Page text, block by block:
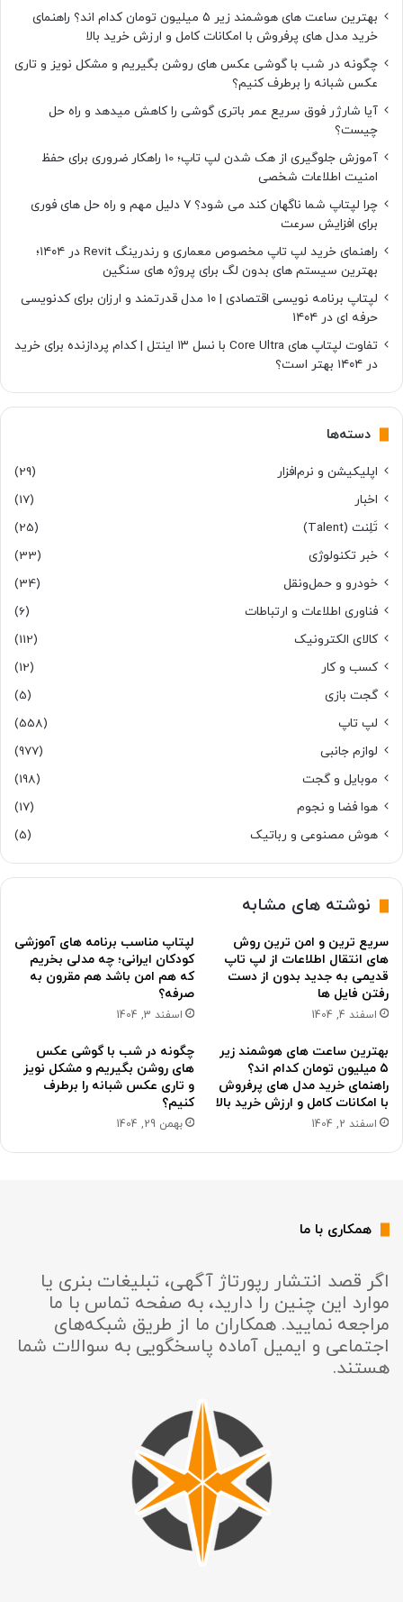
بهترین ساعت های هوشمند زیر ۵ میلیون تومان کدام اند؟ راهنمای
خرید مدل های پرفروش با امکانات کامل و ارزش خرید بالا
چگونه در شب با گوشی عکس های روشن بگیریم و مشکل نویز و تاری
عکس شبانه را برطرف کنیم؟
آیا شارژر فوق سریع عمر باتری گوشی را کاهش میدهد و راه حل
چیست؟
آموزش جلوگیری از هک شدن لپ تاپ؛ 10 راهکار ضروری برای حفظ
امنیت اطلاعات شخصی
چرا لپتاپ شما ناگهان کند می شود؟ ۷ دلیل مهم و راه حل های فوری
برای افزایش سرعت
راهنمای خرید لپ تاپ مخصوص معماری و رندرینگ Revit در ۱۴۰۴؛
بهترین سیستم های بدون لگ برای پروژه های سنگین
لپتاپ برنامه نویسی اقتصادی | ۱۰ مدل قدرتمند و ارزان برای کدنویسی
حرفه ای در ۱۴۰۴
تفاوت لپتاپ های Core Ultra با نسل ۱۳ اینتل | کدام پردازنده برای خرید
در ۱۴۰۴ بهتر است؟
دسته‌ها
اپلیکیشن و نرم‌افزار
(29)
اخبار
(17)
تَلِنت (Talent)
(25)
خبر تکنولوژی
(33)
خودرو و حمل‌و‌نقل
(34)
فناوری اطلاعات و ارتباطات
(6)
کالای الکترونیک
(112)
کسب و کار
(12)
گجت بازی
(5)
لپ تاپ
(558)
لوازم جانبی
(977)
موبایل و گجت
(198)
هوا فضا و نجوم
(17)
هوش مصنوعی و رباتیک
(5)
نوشته های مشابه
سریع ترین و امن ترین روش
های انتقال اطلاعات از لپ تاپ
قدیمی به جدید بدون از دست
رفتن فایل ها
اسفند 4, 1404
لپتاپ مناسب برنامه های آموزشی
کودکان ایرانی؛ چه مدلی بخریم
که هم امن باشد هم مقرون به
صرفه؟
اسفند 3, 1404
بهترین ساعت های هوشمند زیر
۵ میلیون تومان کدام اند؟
راهنمای خرید مدل های پرفروش
با امکانات کامل و ارزش خرید بالا
اسفند 2, 1404
چگونه در شب با گوشی عکس
های روشن بگیریم و مشکل نویز
و تاری عکس شبانه را برطرف
کنیم؟
بهمن 29, 1404
همکاری با ما
اگر قصد انتشار رپورتاژ آگهی، تبلیغات بنری یا
موارد این چنین را دارید، به صفحه تماس با ما
مراجعه نمایید. همکاران ما از طریق شبکه‌های
اجتماعی و ایمیل آماده پاسخگویی به سوالات شما
هستند.